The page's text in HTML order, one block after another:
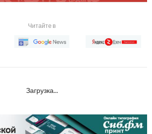
Читайте в
Загрузка...